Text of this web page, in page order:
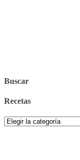
Buscar
Recetas
Recetas